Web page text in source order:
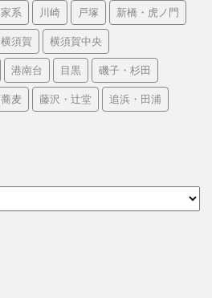
家系 川崎 戸塚 新橋・虎ノ門
横須賀 横須賀中央
港南台 目黒 磯子・杉田
蕎麦 藤沢・辻堂 追浜・田浦